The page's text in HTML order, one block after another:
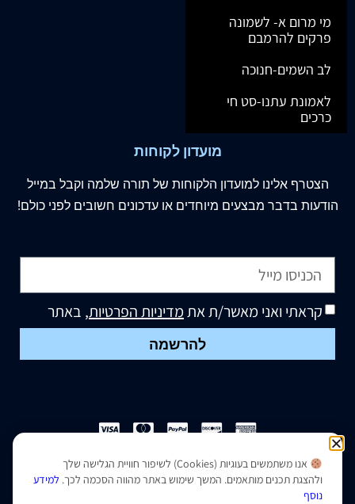
מי מרום א- לשמונה
פרקים להרמבם
לב השמים-חנוכה
לאמונת עתנו-סט חי
כרכים
מועדון לקוחות
הצטרף אלינו למועדון הלקוחות של תורה שלמה וקבל במייל
הודעות בדבר מבצעים מיוחדים או עדכונים חשובים לפני כולם!
קראתי ואני מאשר/ת אתמדיניות הפרטיות, באתר
להרשמה
הצהרת נגישות|מדיניות פרטיות
אנו משתמשים בעוגיות (Cookies) לשיפור חוויית הגלישה שלך
ולהצגת תכנים מותאמים. המשך שימוש באתר מהווה הסכמה לכך. למידע
נוסף